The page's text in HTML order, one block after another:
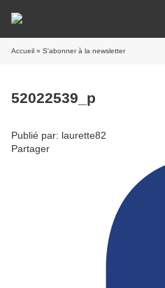
Accueil » S'abonner à la newsletter
52022539_p
Publié par: laurette82
Partager